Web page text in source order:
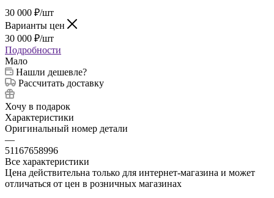
30 000 ₽/шт
Варианты цен
30 000 ₽/шт
Подробности
Мало
Нашли дешевле?
Рассчитать доставку
Хочу в подарок
Характеристики
Оригинальный номер детали
—
51167658996
Все характеристики
Цена действительна только для интернет-магазина и может
отличаться от цен в розничных магазинах